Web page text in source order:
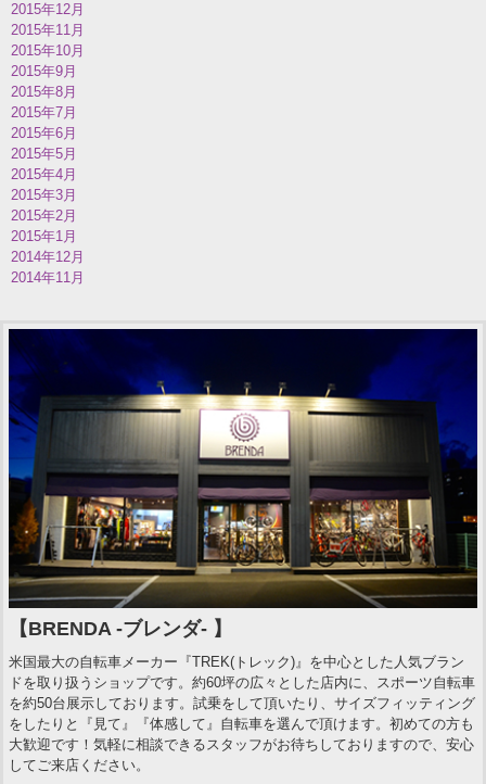
2015年12月
2015年11月
2015年10月
2015年9月
2015年8月
2015年7月
2015年6月
2015年5月
2015年4月
2015年3月
2015年2月
2015年1月
2014年12月
2014年11月
【BRENDA -ブレンダ- 】
米国最大の自転車メーカー『TREK(トレック)』を中心とした人気ブラン
ドを取り扱うショップです。約60坪の広々とした店内に、スポーツ自転車
を約50台展示しております。試乗をして頂いたり、サイズフィッティング
をしたりと『見て』『体感して』自転車を選んで頂けます。初めての方も
大歓迎です！気軽に相談できるスタッフがお待ちしておりますので、安心
してご来店ください。